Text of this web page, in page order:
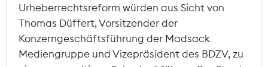
Urheberrechtsreform würden aus Sicht von
Thomas Düffert, Vorsitzender der
Konzerngeschäftsführung der Madsack
Mediengruppe und Vizepräsident des BDZV, zu